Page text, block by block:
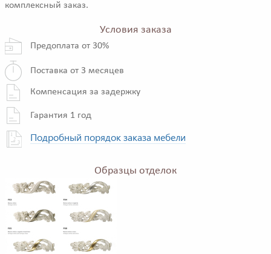
комплексный заказ.
Условия заказа
Предоплата от 30%
Поставка от 3 месяцев
Компенсация за задержку
Гарантия 1 год
Подробный порядок заказа мебели
Образцы отделок